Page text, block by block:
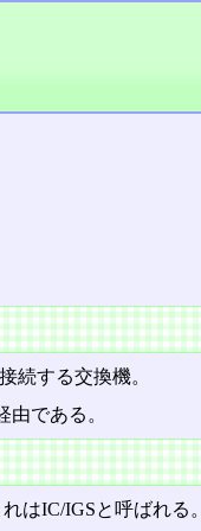
続する交換機。
由である。
はIC/IGSと呼ばれる。